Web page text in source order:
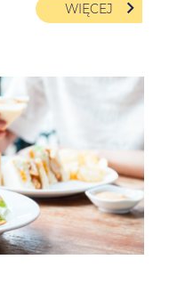
WIĘCEJ